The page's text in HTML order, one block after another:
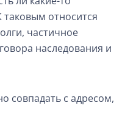
относится
частичное
наследования и
совпадать с адресом,